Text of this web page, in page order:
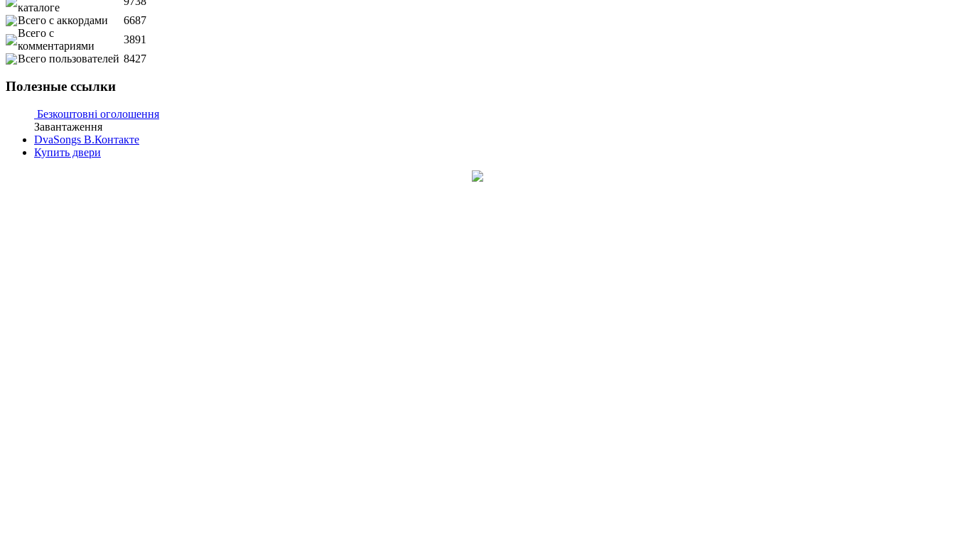
каталоге
Всего с аккордами
6687
Всего с
комментариями
3891
Всего пользователей 8427
Полезные ссылки
Безкоштовні оголошення
Завантаження
DvaSongs В.Контакте
Купить двери